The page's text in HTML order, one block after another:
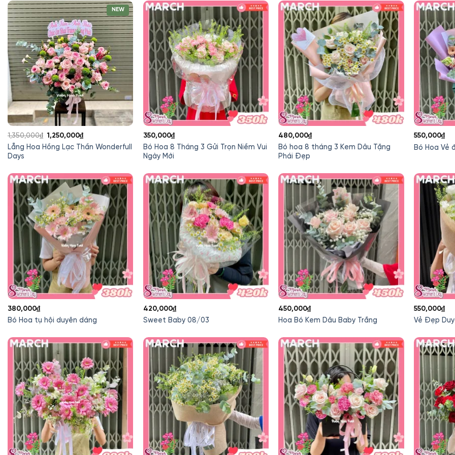
980,000₫.
NEW
Lẵng Hoa Hồng Lạc Thần Wonderfull
Days
1,350,000₫ Giá
gốc
1,250,000₫Giá
hiện
1,250,000₫.
Bó Hoa 8 Tháng 3 Gửi Trọn Niềm Vui
Ngày Mới
350,000₫
Bó hoa 8 tháng 3 Kem Dâu Tặng
Phái Đẹp
480,000₫
Bó Hoa Vẻ
550,000₫
Bó Hoa tụ hội duyên dáng
380,000₫
Sweet Baby 08/03
420,000₫
Hoa Bó Kem Dâu Baby Trắng
450,000₫
Vẻ Đẹp
550,000₫